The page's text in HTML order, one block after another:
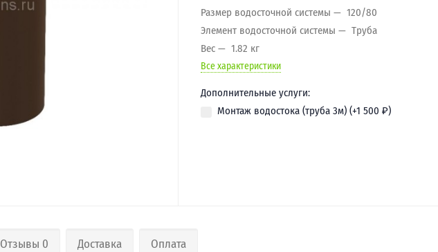
Размер водосточной системы
120/80
Элемент водосточной системы
Труба
Вес
1.82 кг
Все характеристики
Дополнительные услуги:
Монтаж водостока (труба 3м) (+1 500 ₽)
Отзывы 0 Доставка Оплата